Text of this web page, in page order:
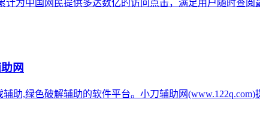
为中国网民提供多达数亿的访问点击，满足用户随时查
网
助,绿色破解辅助的软件平台。小刀辅助网